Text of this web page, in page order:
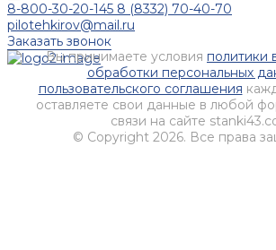
8-800-30-20-145 8 (8332) 70-40-70
pilotehkirov@mail.ru
Заказать звонок
Вы принимаете условия политики
обработки персональных
пользовательского соглашения
оставляете свои данные в любой
связи на сайте
© Copyright 2026. Все права